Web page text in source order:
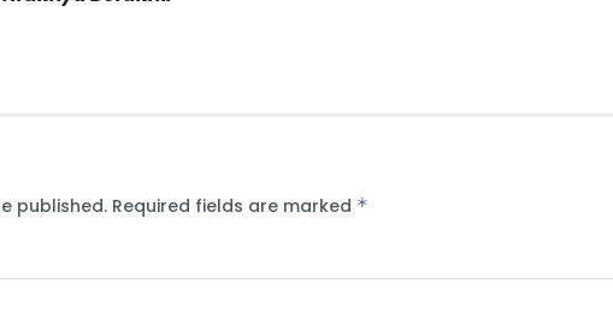
published. Required fields are marked *